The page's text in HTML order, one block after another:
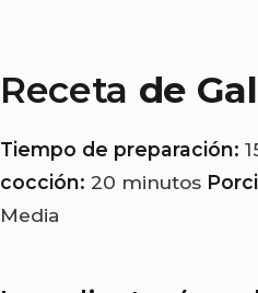
Receta de
Tiempo de preparación:
cocción: 20 minutos
Media